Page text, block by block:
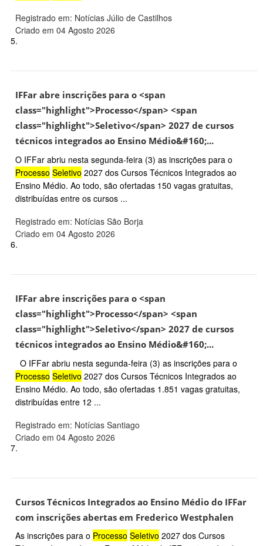
Registrado em: Notícias Júlio de Castilhos
Criado em 04 Agosto 2026
5.
IFFar abre inscrições para o <span
class="highlight">Processo</span> <span
class="highlight">Seletivo</span> 2027 de cursos
técnicos integrados ao Ensino Médio&#160;...
O IFFar abriu nesta segunda-feira (3) as inscrições para o
Processo Seletivo 2027 dos Cursos Técnicos Integrados ao
Ensino Médio. Ao todo, são ofertadas 150 vagas gratuitas,
distribuídas entre os cursos ...
Registrado em: Notícias São Borja
Criado em 04 Agosto 2026
6.
IFFar abre inscrições para o <span
class="highlight">Processo</span> <span
class="highlight">Seletivo</span> 2027 de cursos
técnicos integrados ao Ensino Médio&#160;...
O IFFar abriu nesta segunda-feira (3) as inscrições para o
Processo Seletivo 2027 dos Cursos Técnicos Integrados ao
Ensino Médio. Ao todo, são ofertadas 1.851 vagas gratuitas,
distribuídas entre 12 ...
Registrado em: Notícias Santiago
Criado em 04 Agosto 2026
7.
Cursos Técnicos Integrados ao Ensino Médio do IFFar
com inscrições abertas em Frederico Westphalen
As inscrições para o Processo Seletivo 2027 dos Cursos